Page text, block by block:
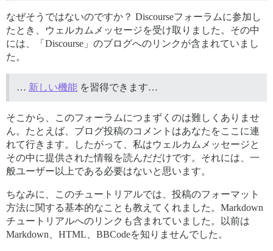
なぜそうではないのですか？ Discourseフォーラムに参加し
たとき、ウェルカムメッセージを受け取りました。その中
には、「Discourse」のブログへのリンクが含まれていまし
た。
… 新しい機能 を習得できます…
そこから、このフォーラムにつまずくのは難しくありませ
ん。たとえば、ブログ投稿のコメントはあなたをここに連
れて行きます。したがって、私はウェルカムメッセージと
その中に提供された情報を読んだだけです。それには、一
般ユーザー以上である必要はないと思います。
ちなみに、このチュートリアルでは、投稿のフォーマット
方法に関する基本的なことも教えてくれました。Markdown
チュートリアルへのリンクも含まれていました。以前は
Markdown、HTML、BBCodeを知りませんでした。